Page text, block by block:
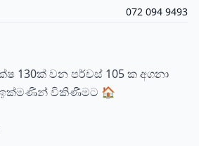
072 094 9493
130ක් වන පර්චස් 105 ක අගනා
විකිණීමට 🏠️